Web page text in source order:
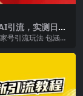
引流，实测日引
都频繁了
号引流玩法 包涵项